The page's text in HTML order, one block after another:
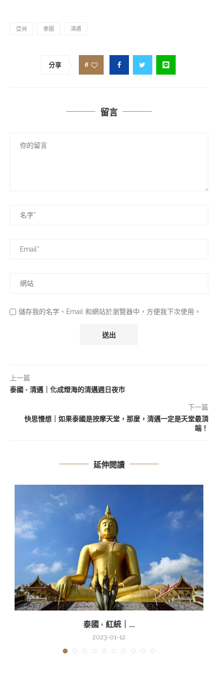
亞洲 泰國 清邁
分享 6
留言
儲存我的名字、Email 和網站於瀏覽器中，方便我下次使用。
上一篇
泰國 ◦ 清邁｜化成燈海的清邁週日夜市
下一篇
快思慢想｜如果泰國是按摩天堂，那麼，清邁一定是天堂最頂
端！
延伸閱讀
泰國 ◦ 紅統｜...
2023-01-12